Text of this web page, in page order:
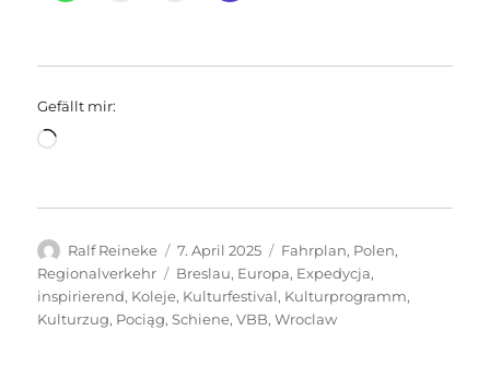
Gefällt mir:
Wird
Autor
Ralf Reineke
Veröffentlicht
am
7. April 2025 Kategorien
Fahrplan, Polen,
Regionalverkehr
Schlagwörter
Breslau, Europa, Expedycja,
inspirierend, Koleje, Kulturfestival, Kulturprogramm,
Kulturzug, Pociąg,Schiene,VBB,Wroclaw